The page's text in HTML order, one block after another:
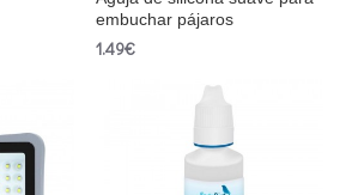
embuchar pájaros
1.49€